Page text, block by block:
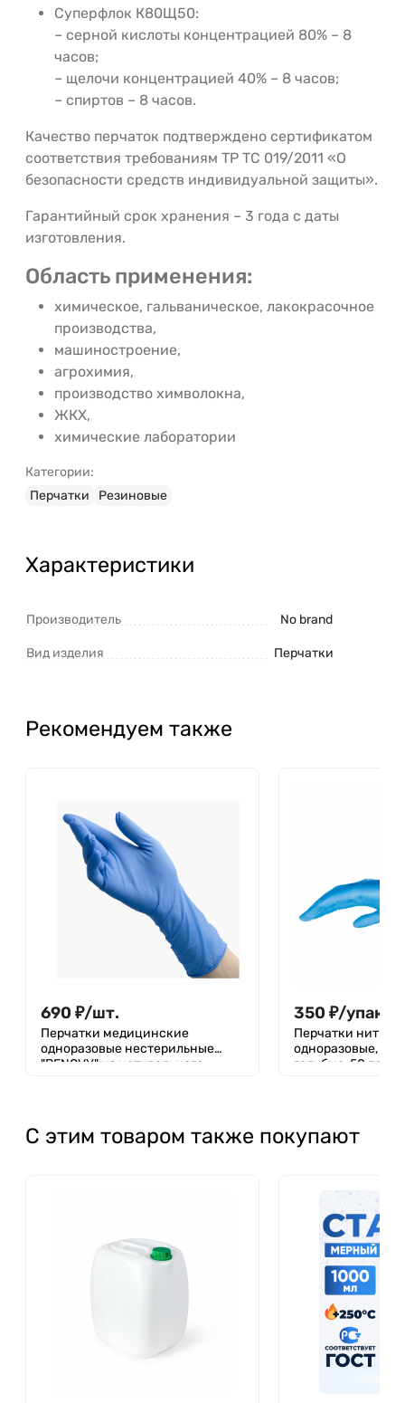
Суперфлок К80Щ50:
– серной кислоты концентрацией 80% – 8
часов;
– щелочи концентрацией 40% – 8 часов;
– спиртов – 8 часов.
Качество перчаток подтверждено сертификатом
соответствия требованиям ТР ТС 019/2011 «О
безопасности средств индивидуальной защиты».
Гарантийный срок хранения – 3 года с даты
изготовления.
Область применения:
химическое, гальваническое, лакокрасочное
производства,
машиностроение,
агрохимия,
производство химволокна,
ЖКХ,
химические лаборатории
Категории:
Перчатки
Резиновые
Характеристики
Производитель No brand
Вид изделия Перчатки
Рекомендуем также
690 ₽/шт.
Перчатки медицинские
одноразовые нестерильные
"BENOVY" из натурального
350 ₽/упак.
Перчатки
одноразовые,
голубые, 50 пар
С этим товаром также покупают